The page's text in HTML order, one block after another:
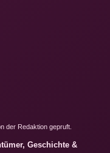
der Redaktion gepruft.
Geschichte &